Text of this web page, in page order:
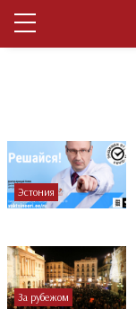
Эстония
За рубежом